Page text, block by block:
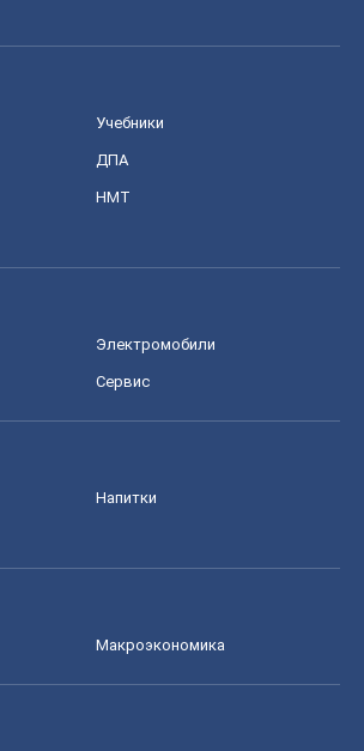
Учебники
ДПА
НМТ
Электромобили
Сервис
Напитки
Mакроэкономика